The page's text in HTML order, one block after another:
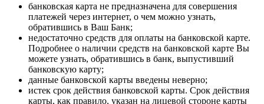
банковская карта не предназначена для совершения
платежей через интернет, о чем можно узнать,
обратившись в Ваш Банк;
недостаточно средств для оплаты на банковской карте.
Подробнее о наличии средств на банковской карте Вы
можете узнать, обратившись в банк, выпустивший
банковскую карту;
данные банковской карты введены неверно;
истек срок действия банковской карты. Срок действия
карты, как правило, указан на лицевой стороне карты